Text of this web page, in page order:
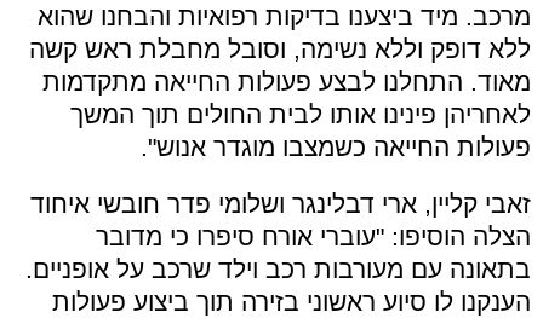
מרכב. מיד ביצענו בדיקות רפואיות והבחנו שהוא
ללא דופק וללא נשימה, וסובל מחבלת ראש קשה
מאוד. התחלנו לבצע פעולות החייאה מתקדמות
לאחריהן פינינו אותו לבית החולים תוך המשך
פעולות החייאה כשמצבו מוגדר אנוש".
זאבי קליין, ארי דבלינגר ושלומי פדר חובשי איחוד
הצלה הוסיפו: "עוברי אורח סיפרו כי מדובר
בתאונה עם מעורבות רכב וילד שרכב על אופניים.
הענקנו לו סיוע ראשוני בזירה תוך ביצוע פעולות